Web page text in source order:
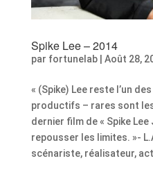
Spike Lee – 2014
par fortunelab| Août 28,
« (Spike) Lee reste l’un
productifs – rares sont
dernier film de « Spike
repousser les limites. »-
scénariste, réalisateur,